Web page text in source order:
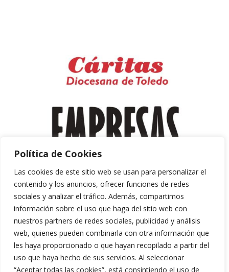
Política de Cookies
Las cookies de este sitio web se usan para personalizar el
contenido y los anuncios, ofrecer funciones de redes
sociales y analizar el tráfico. Además, compartimos
información sobre el uso que haga del sitio web con
nuestros partners de redes sociales, publicidad y análisis
web, quienes pueden combinarla con otra información que
les haya proporcionado o que hayan recopilado a partir del
uso que haya hecho de sus servicios. Al seleccionar
“Aceptar todas las cookies”, está consintiendo el uso de